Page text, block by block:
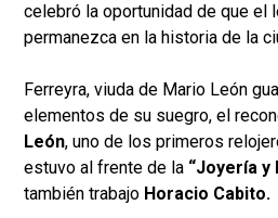
celebró la oportunidad de que el
permanezca en la historia de la
Ferreyra, viuda de Mario León
elementos de su suegro, el
León, uno de los primeros
estuvo al frente de la “Joyería y
también trabajo Horacio Cabito.